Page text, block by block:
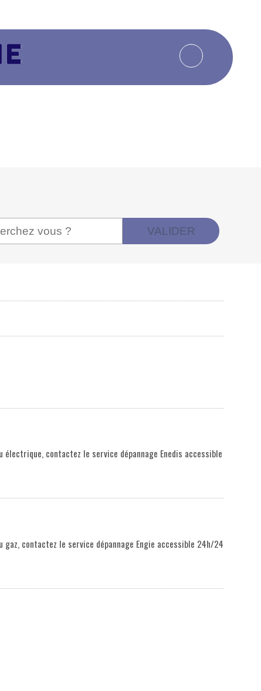
VALIDER
contactez le service dépannage Enedis accessible
contactez le service dépannage Engie accessible 24h/24